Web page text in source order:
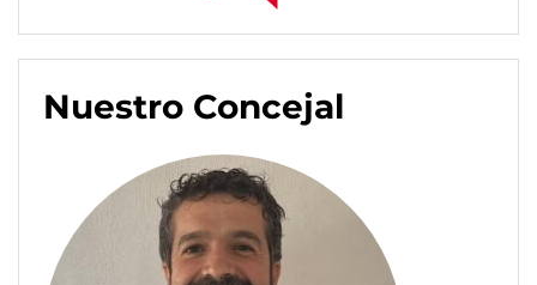
Nuestro Concejal